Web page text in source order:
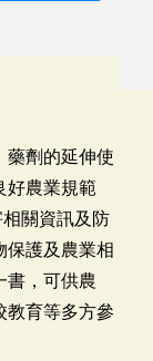
藥劑的延伸使
好農業規範
相關資訊及防
保護及農業相
書，可供農
教育等多方參